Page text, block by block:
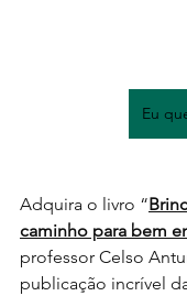
Eu
Adquira o livro “
caminho para bem
professor Celso
publicação incrível